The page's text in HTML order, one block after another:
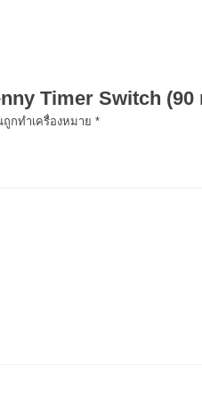
Timer Switch (90
กทำเครื่องหมาย *